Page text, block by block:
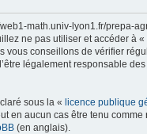
math.univ-lyon1.fr/prepa-
ne pas utiliser et accéder à
vous conseillons de vérifier
légalement responsable
sous la « licence publique
en aucun cas être tenu comme
(en anglais).